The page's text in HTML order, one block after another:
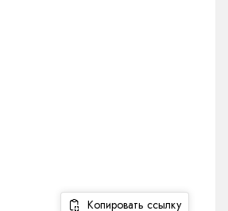
Копировать ссылку